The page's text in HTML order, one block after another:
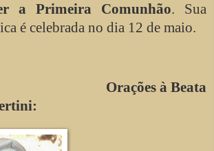
a Primeira Comunhão. Sua
é celebrada no dia 12 de maio.
à Beata